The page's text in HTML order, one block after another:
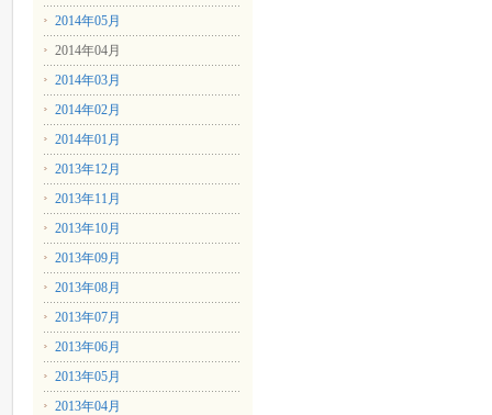
2014年05月
2014年04月
2014年03月
2014年02月
2014年01月
2013年12月
2013年11月
2013年10月
2013年09月
2013年08月
2013年07月
2013年06月
2013年05月
2013年04月